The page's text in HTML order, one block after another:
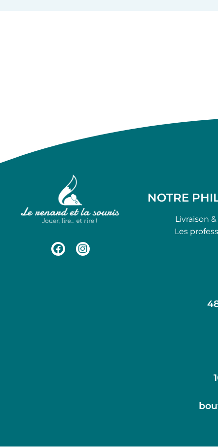
NOTRE
Livraison
Les